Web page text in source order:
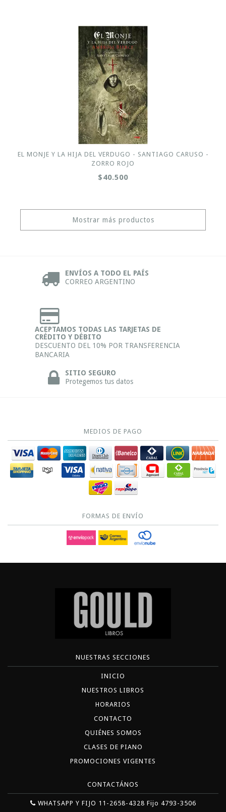
EL MONJE Y LA HIJA DEL VERDUGO - SANTIAGO CARUSO -
ZORRO ROJO
$40.500
Mostrar más productos
ENVÍOS A TODO EL PAÍS
CORREO ARGENTINO
ACEPTAMOS TODAS LAS TARJETAS DE
CRÉDITO Y DÉBITO
DESCUENTO DEL 10% POR TRANSFERENCIA
BANCARIA
SITIO SEGURO
Protegemos tus datos
MEDIOS DE PAGO
FORMAS DE ENVÍO
NUESTRAS SECCIONES
INICIO
NUESTROS LIBROS
HORARIOS
CONTACTO
QUIÉNES SOMOS
CLASES DE PIANO
PROMOCIONES VIGENTES
CONTACTÁNOS
WHATSAPP Y FIJO 11-2658-4328 Fijo 4793-3506